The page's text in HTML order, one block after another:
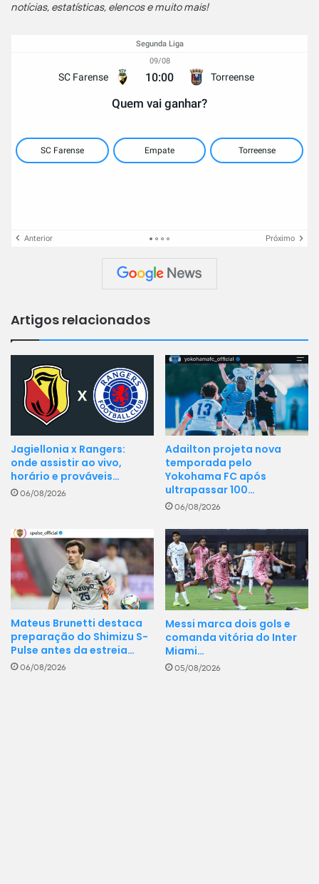
notícias, estatísticas, elencos e muito mais!
Segunda Liga
SC Farense
09/08
10:00 Torreense
Quem vai ganhar?
SC Farense Empate Torreense
Anterior Próximo
Artigos relacionados
Jagiellonia x Rangers:
onde assistir ao vivo,
horário e prováveis…
06/08/2026
Adailton projeta nova
temporada pelo
Yokohama FC após
ultrapassar 100…
06/08/2026
Mateus Brunetti destaca
preparação do Shimizu S-
Pulse antes da estreia…
06/08/2026
Messi marca dois gols e
comanda vitória do Inter
Miami…
05/08/2026